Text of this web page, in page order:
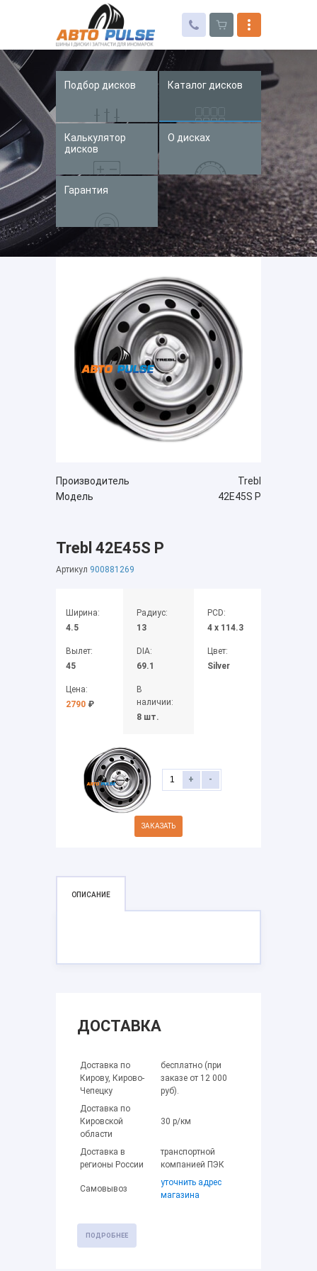
Автошины
Колесные диски
Запчасти для иномарок
Услуги
Доставка и оплата
Контакты
Подбор дисков Каталог дисков
Калькулятор
дисков
О дисках
Гарантия
Производитель
Trebl
Модель
42E45S P
Trebl 42E45S P
Артикул 900881269
Ширина:
4.5
Вылет:
45
Цена:
2790 ₽
Радиус:
13
DIA:
69.1
В
наличии:
8 шт.
PCD:
4 x 114.3
Цвет:
Silver
+ -
ЗАКАЗАТЬ
ОПИСАНИЕ
ДОСТАВКА
Доставка по
Кирову, Кирово-
Чепецку
бесплатно (при
заказе от 12 000
руб).
Доставка по
Кировской
области
30 р/км
Доставка в
регионы России
транспортной
компанией ПЭК
Самовывоз
уточнить адрес
магазина
ПОДРОБНЕЕ